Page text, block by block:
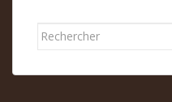
Rechercher...